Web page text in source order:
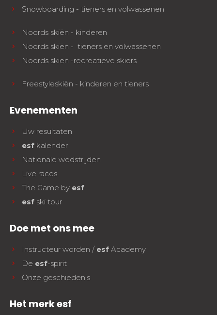
Snowboarding - tieners en volwassenen
Noords skiën - kinderen
Noords skiën - tieners en volwassenen
Noords skiën -recreatieve skiërs
Freestyleskiën - kinderen en tieners
Evenementen
Uw resultaten
esf kalender
Nationale wedstrijden
Live races
The Game by esf
esf ski tour
Doe met ons mee
Instructeur worden / esf Academy
De esf-spirit
Onze geschiedenis
Het merk esf